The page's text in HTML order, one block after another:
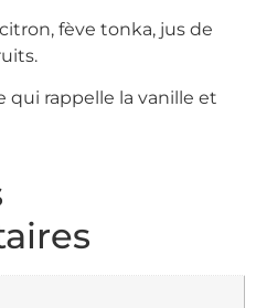
fève tonka, jus de
rappelle la vanille et